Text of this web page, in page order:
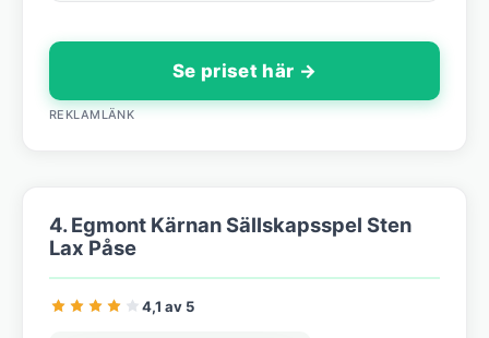
Se priset här →
REKLAMLÄNK
4. Egmont Kärnan Sällskapsspel Sten
Lax Påse
4,1 av 5